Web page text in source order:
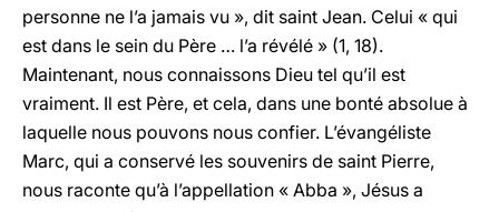
personne ne l’a jamais vu », dit saint Jean. Celui « qui
est dans le sein du Père … l’a révélé » (1, 18).
Maintenant, nous connaissons Dieu tel qu’il est
vraiment. Il est Père, et cela, dans une bonté absolue à
laquelle nous pouvons nous confier. L’évangéliste
Marc, qui a conservé les souvenirs de saint Pierre,
nous raconte qu’à l’appellation « Abba », Jésus a